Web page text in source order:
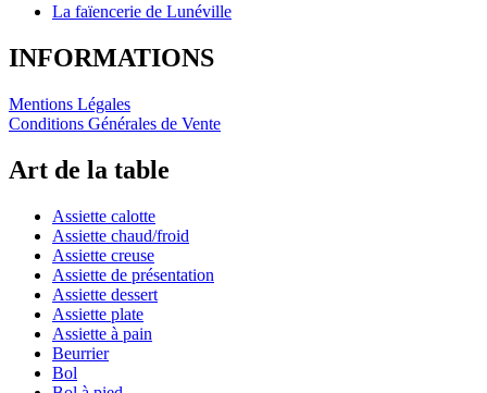
La faïencerie de Lunéville
INFORMATIONS
Mentions Légales
Conditions Générales de Vente
Art de la table
Assiette calotte
Assiette chaud/froid
Assiette creuse
Assiette de présentation
Assiette dessert
Assiette plate
Assiette à pain
Beurrier
Bol